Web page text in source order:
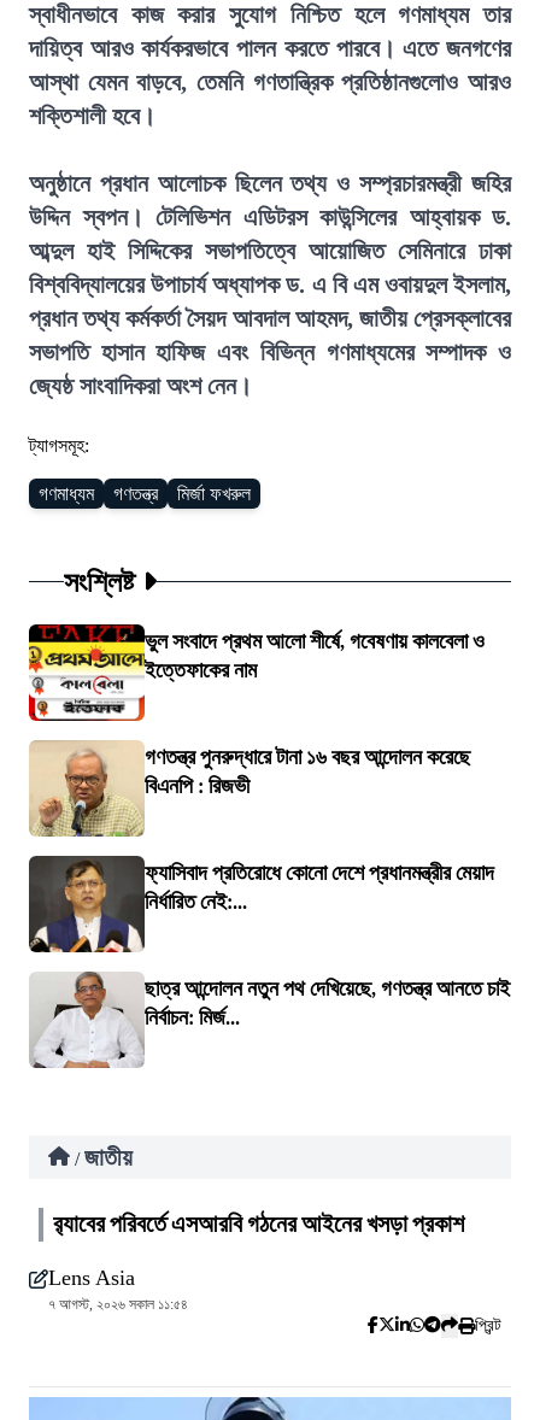
স্বাধীনভাবে কাজ করার সুযোগ নিশ্চিত হলে গণমাধ্যম তার
দায়িত্ব আরও কার্যকরভাবে পালন করতে পারবে। এতে জনগণের
আস্থা যেমন বাড়বে, তেমনি গণতান্ত্রিক প্রতিষ্ঠানগুলোও আরও
শক্তিশালী হবে।
অনুষ্ঠানে প্রধান আলোচক ছিলেন তথ্য ও সম্প্রচারমন্ত্রী জহির
উদ্দিন স্বপন। টেলিভিশন এডিটরস কাউন্সিলের আহ্বায়ক ড.
আব্দুল হাই সিদ্দিকের সভাপতিত্বে আয়োজিত সেমিনারে ঢাকা
বিশ্ববিদ্যালয়ের উপাচার্য অধ্যাপক ড. এ বি এম ওবায়দুল ইসলাম,
প্রধান তথ্য কর্মকর্তা সৈয়দ আবদাল আহমদ, জাতীয় প্রেসক্লাবের
সভাপতি হাসান হাফিজ এবং বিভিন্ন গণমাধ্যমের সম্পাদক ও
জ্যেষ্ঠ সাংবাদিকরা অংশ নেন।
ট্যাগসমূহ:
গণমাধ্যম গণতন্ত্র মির্জা ফখরুল
সংশ্লিষ্ট
ভুল সংবাদে প্রথম আলো শীর্ষে, গবেষণায় কালবেলা ও
ইত্তেফাকের নাম
গণতন্ত্র পুনরুদ্ধারে টানা ১৬ বছর আন্দোলন করেছে
বিএনপি : রিজভী
ফ্যাসিবাদ প্রতিরোধে কোনো দেশে প্রধানমন্ত্রীর মেয়াদ
নির্ধারিত নেই:...
ছাত্র আন্দোলন নতুন পথ দেখিয়েছে, গণতন্ত্র আনতে চাই
নির্বাচন: মির্জ...
/ জাতীয়
র‍্যাবের পরিবর্তে এসআরবি গঠনের আইনের খসড়া প্রকাশ
Lens Asia
৭ আগস্ট, ২০২৬ সকাল ১১:৫৪
প্রিন্ট